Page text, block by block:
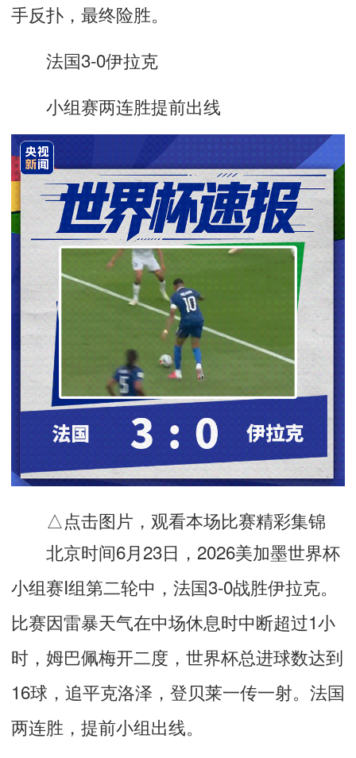
手反扑，最终险胜。
法国3-0伊拉克
小组赛两连胜提前出线
△点击图片，观看本场比赛精彩集锦
北京时间6月23日，2026美加墨世界杯
小组赛I组第二轮中，法国3-0战胜伊拉克。
比赛因雷暴天气在中场休息时中断超过1小
时，姆巴佩梅开二度，世界杯总进球数达到
16球，追平克洛泽，登贝莱一传一射。法国
两连胜，提前小组出线。